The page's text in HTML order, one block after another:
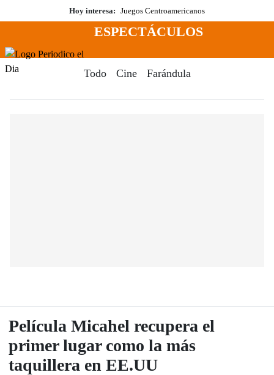
al
Hoy interesa: Juegos Centroamericanos
Menú
ESPECTÁCULOS
Todo Cine Farándula
Película Micahel recupera el
primer lugar como la más
taquillera en EE.UU